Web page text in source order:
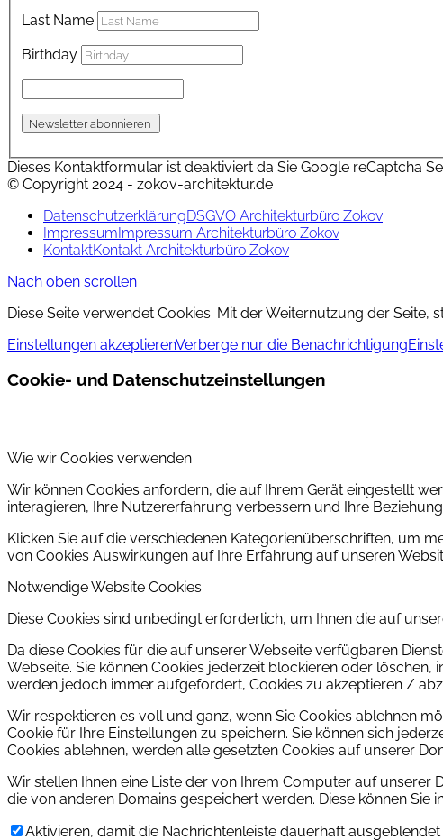
Last Name
Birthday
Dieses Kontaktformular ist deaktiviert da Sie Google reCaptcha
© Copyright 2024 - zokov-architektur.de
DatenschutzerklärungDSGVO Architekturbüro Zokov
ImpressumImpressum Architekturbüro Zokov
KontaktKontakt Architekturbüro Zokov
Nach oben scrollen
Diese Seite verwendet Cookies. Mit der Weiternutzung der Seite,
Einstellungen akzeptierenVerberge nur die Benachrichtigung
Cookie- und Datenschutzeinstellungen
Wie wir Cookies verwenden
Wir können Cookies anfordern, die auf Ihrem Gerät eingestellt
interagieren, Ihre Nutzererfahrung verbessern und Ihre
Klicken Sie auf die verschiedenen Kategorienüberschriften, um
von Cookies Auswirkungen auf Ihre Erfahrung auf unseren
Notwendige Website Cookies
Diese Cookies sind unbedingt erforderlich, um Ihnen die auf
Da diese Cookies für die auf unserer Webseite verfügbaren
Webseite. Sie können Cookies jederzeit blockieren oder
werden jedoch immer aufgefordert, Cookies zu akzeptieren /
Wir respektieren es voll und ganz, wenn Sie Cookies ablehnen
Cookie für Ihre Einstellungen zu speichern. Sie können sich
Cookies ablehnen, werden alle gesetzten Cookies auf unserer
Wir stellen Ihnen eine Liste der von Ihrem Computer auf unserer
die von anderen Domains gespeichert werden. Diese können Sie
Aktivieren, damit die Nachrichtenleiste dauerhaft